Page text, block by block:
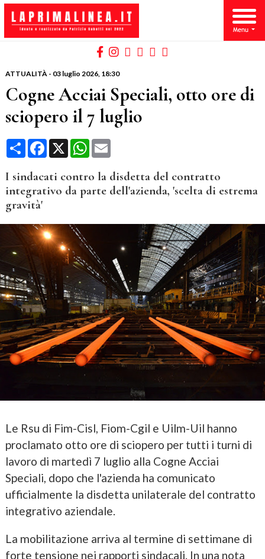
ATTUALITÀ- 03 luglio 2026, 18:30
Cogne Acciai Speciali, otto ore di
sciopero il 7 luglio
CondividiFacebook
X WhatsApp
Email
I sindacati contro la disdetta del contratto
integrativo da parte dell'azienda, 'scelta di estrema
gravità'
Le Rsu di Fim-Cisl, Fiom-Cgil e Uilm-Uil hanno
proclamato otto ore di sciopero per tutti i turni di
lavoro di martedì 7 luglio alla Cogne Acciai
Speciali, dopo che l'azienda ha comunicato
ufficialmente la disdetta unilaterale del contratto
integrativo aziendale.
La mobilitazione arriva al termine di settimane di
forte tensione nei rapporti sindacali. In una nota